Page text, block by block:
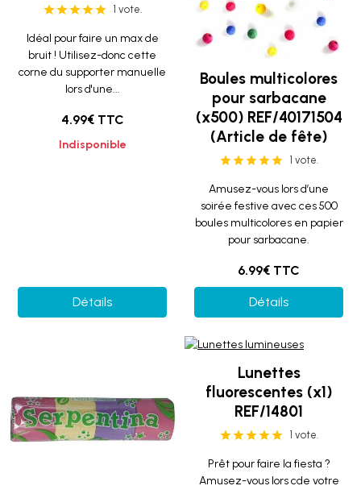
1 vote.
Idéal pour faire un max de
bruit ! Utilisez-donc cette
corne du supporter manuelle
lors d'une...
4.99€ TTC
Indisponible
Détails
Boules multicolores
pour sarbacane
(x500) REF/40171504
(Article de fête)
1 vote.
Amusez-vous lors d’une
soirée festive avec ces 500
boules multicolores en papier
pour sarbacane.
6.99€ TTC
Détails
Lunettes
fluorescentes (x1)
REF/14801
1 vote.
Prêt pour faire la fiesta ?
Amusez-vous lors cde votre